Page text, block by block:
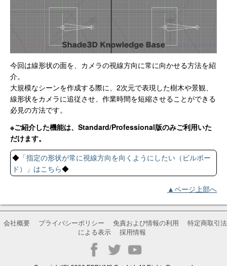
今回は線形状の面を、カメラの視線方向に常に向かせる方法を紹
介。
大規模なシーンを作成する際に、2次元で表現した樹木や景観、
線形状をカメラに追従させ、作業時間を短縮させることができる
必見の方法です。
※ご紹介した機能は、Standard/Professional版のみご利用いた
だけます。
◆ 「指定の形状が常に視線方向を向くようにしたい（ビルボー
ド）」はこちら◆
▲ページ上部へ
会社概要 プライバシーポリシー 免責および情報の利用
特定商取引法
による表示
採用情報